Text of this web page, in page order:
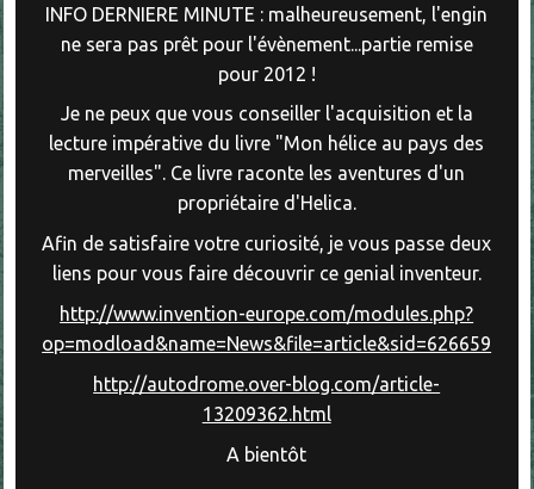
INFO DERNIERE MINUTE : malheureusement, l'engin
ne sera pas prêt pour l'évènement...partie remise
pour 2012 !
Je ne peux que vous conseiller l'acquisition et la
lecture impérative du livre "Mon hélice au pays des
merveilles". Ce livre raconte les aventures d'un
propriétaire d'Helica.
Afin de satisfaire votre curiosité, je vous passe deux
liens pour vous faire découvrir ce genial inventeur.
http://www.invention-europe.com/modules.php?
op=modload&name=News&file=article&sid=626659
http://autodrome.over-blog.com/article-
13209362.html
A bientôt